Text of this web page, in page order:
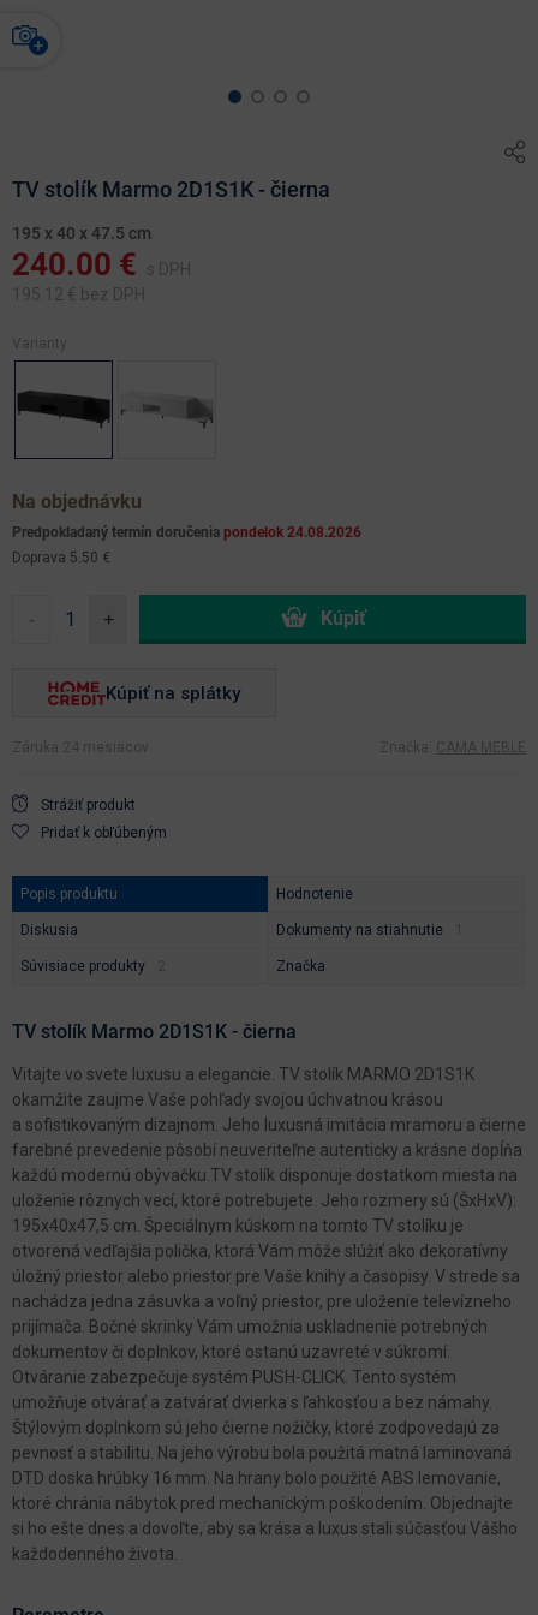
TV stolík Marmo 2D1S1K - čierna
195 x 40 x 47.5 cm
240.00 €
s DPH
195.12 € bez DPH
Varianty:
Na objednávku
Predpokladaný termín doručenia pondelok 24.08.2026
Doprava 5.50 €
- +
Kúpiť na splátky
Záruka 24 mesiacov Značka: CAMA MEBLE
Strážiť produkt
Pridať k obľúbeným
Popis produktu Hodnotenie
Diskusia Dokumenty na stiahnutie
Súvisiace produkty Značka
TV stolík Marmo 2D1S1K - čierna
Vitajte vo svete luxusu a elegancie. TV stolík MARMO 2D1S1K
okamžite zaujme Vaše pohľady svojou úchvatnou krásou
a sofistikovaným dizajnom. Jeho luxusná imitácia mramoru a čierne
farebné prevedenie pôsobí neuveriteľne autenticky a krásne dopĺňa
každú modernú obývačku.TV stolík disponuje dostatkom miesta na
uloženie rôznych vecí, ktoré potrebujete. Jeho rozmery sú (ŠxHxV):
195x40x47,5 cm. Špeciálnym kúskom na tomto TV stolíku je
otvorená vedľajšia polička, ktorá Vám môže slúžiť ako dekoratívny
úložný priestor alebo priestor pre Vaše knihy a časopisy. V strede sa
nachádza jedna zásuvka a voľný priestor, pre uloženie televízneho
prijímača. Bočné skrinky Vám umožnia uskladnenie potrebných
dokumentov či doplnkov, ktoré ostanú uzavreté v súkromí.
Otváranie zabezpečuje systém PUSH-CLICK. Tento systém
umožňuje otvárať a zatvárať dvierka s ľahkosťou a bez námahy.
Štýlovým doplnkom sú jeho čierne nožičky, ktoré zodpovedajú za
pevnosť a stabilitu. Na jeho výrobu bola použitá matná laminovaná
DTD doska hrúbky 16 mm. Na hrany bolo použité ABS lemovanie,
ktoré chránia nábytok pred mechanickým poškodením. Objednajte
si ho ešte dnes a dovoľte, aby sa krása a luxus stali súčasťou Vášho
každodenného života.